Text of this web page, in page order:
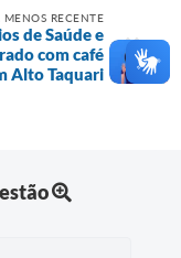
RECENTE
de Saúde e
com café
Alto Taquari